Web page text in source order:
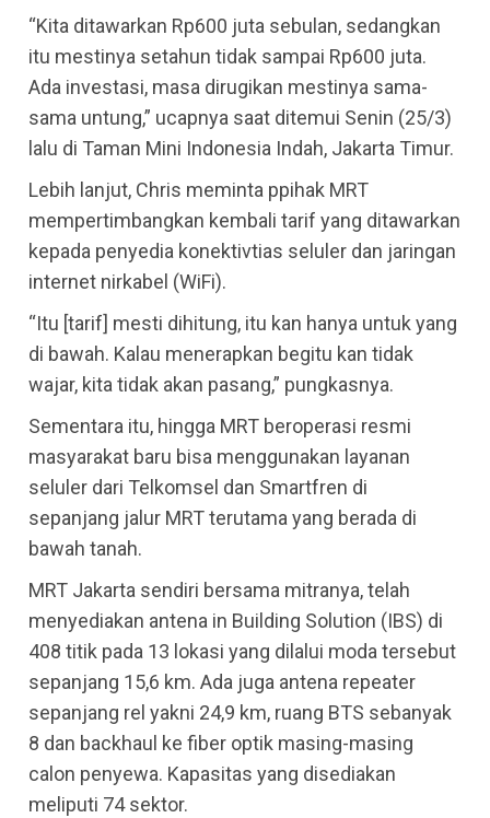
“Kita ditawarkan Rp600 juta sebulan, sedangkan
itu mestinya setahun tidak sampai Rp600 juta.
Ada investasi, masa dirugikan mestinya sama-
sama untung,” ucapnya saat ditemui Senin (25/3)
lalu di Taman Mini Indonesia Indah, Jakarta Timur.
Lebih lanjut, Chris meminta ppihak MRT
mempertimbangkan kembali tarif yang ditawarkan
kepada penyedia konektivtias seluler dan jaringan
internet nirkabel (WiFi).
“Itu [tarif] mesti dihitung, itu kan hanya untuk yang
di bawah. Kalau menerapkan begitu kan tidak
wajar, kita tidak akan pasang,” pungkasnya.
Sementara itu, hingga MRT beroperasi resmi
masyarakat baru bisa menggunakan layanan
seluler dari Telkomsel dan Smartfren di
sepanjang jalur MRT terutama yang berada di
bawah tanah.
MRT Jakarta sendiri bersama mitranya, telah
menyediakan antena in Building Solution (IBS) di
408 titik pada 13 lokasi yang dilalui moda tersebut
sepanjang 15,6 km. Ada juga antena repeater
sepanjang rel yakni 24,9 km, ruang BTS sebanyak
8 dan backhaul ke fiber optik masing-masing
calon penyewa. Kapasitas yang disediakan
meliputi 74 sektor.